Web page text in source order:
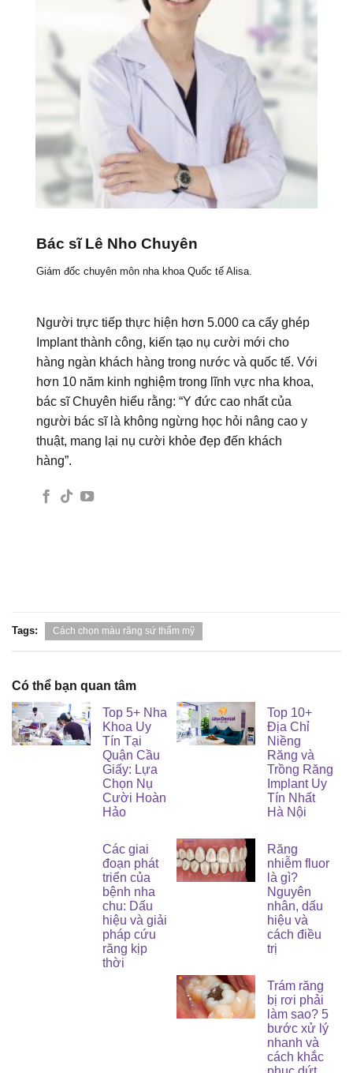
Bác sĩ Lê Nho Chuyên
Giám đốc chuyên môn nha khoa Quốc tế Alisa.
Người trực tiếp thực hiện hơn 5.000 ca cấy ghép
Implant thành công, kiến tạo nụ cười mới cho
hàng ngàn khách hàng trong nước và quốc tế. Với
hơn 10 năm kinh nghiệm trong lĩnh vực nha khoa,
bác sĩ Chuyên hiểu rằng: “Y đức cao nhất của
người bác sĩ là không ngừng học hỏi nâng cao y
thuật, mang lại nụ cười khỏe đẹp đến khách
hàng”.
Tags: Cách chọn màu răng sứ thẩm mỹ
Có thể bạn quan tâm
Top 5+ Nha
Khoa Uy
Tín Tại
Quận Cầu
Giấy: Lựa
Chọn Nụ
Cười Hoàn
Hảo
Top 10+
Địa Chỉ
Niềng
Răng và
Trồng Răng
Implant Uy
Tín Nhất
Hà Nội
Các giai
đoạn phát
triển của
bệnh nha
chu: Dấu
hiệu và giải
pháp cứu
răng kịp
thời
Răng
nhiễm fluor
là gì?
Nguyên
nhân, dấu
hiệu và
cách điều
trị
Trám răng
bị rơi phải
làm sao? 5
bước xử lý
nhanh và
cách khắc